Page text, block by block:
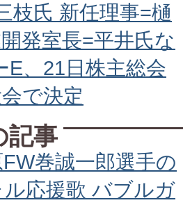
枝氏 新任理事=樋
発室長=平井氏な
E、21日株主総会
で決定
記事
巻誠一郎選手の
応援歌 バブルガ